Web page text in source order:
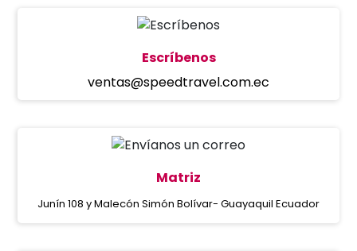
Escríbenos
ventas@speedtravel.com.ec
Matriz
Junín 108 y Malecón Simón Bolívar- Guayaquil Ecuador